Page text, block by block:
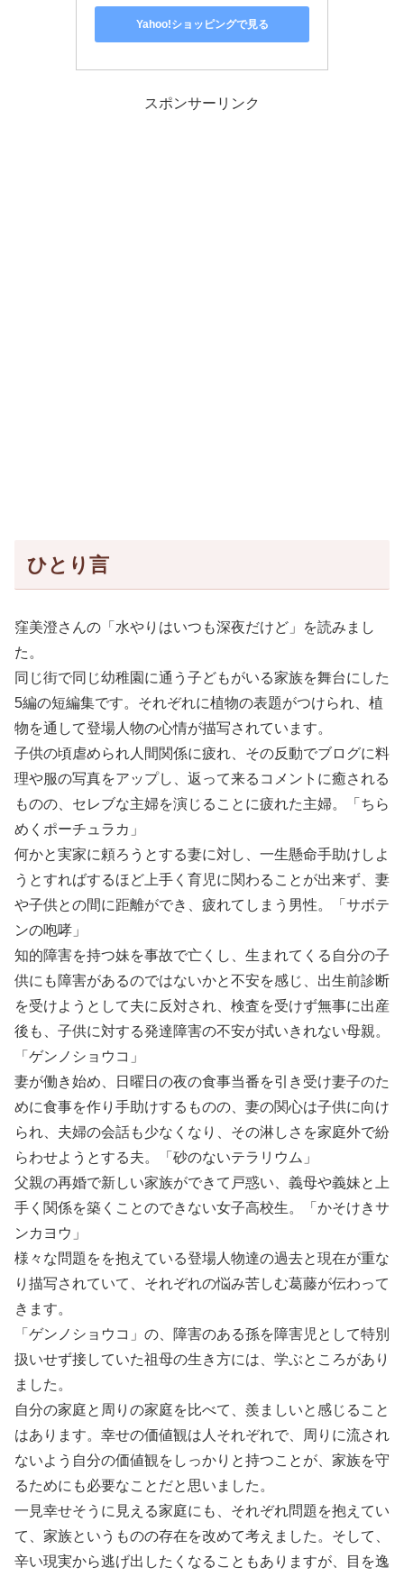
Yahoo!ショッピングで見る
スポンサーリンク
ひとり言
窪美澄さんの「水やりはいつも深夜だけど」を読みまし
た。
同じ街で同じ幼稚園に通う子どもがいる家族を舞台にした
5編の短編集です。それぞれに植物の表題がつけられ、植
物を通して登場人物の心情が描写されています。
子供の頃虐められ人間関係に疲れ、その反動でブログに料
理や服の写真をアップし、返って来るコメントに癒される
ものの、セレブな主婦を演じることに疲れた主婦。「ちら
めくポーチュラカ」
何かと実家に頼ろうとする妻に対し、一生懸命手助けしよ
うとすればするほど上手く育児に関わることが出来ず、妻
や子供との間に距離ができ、疲れてしまう男性。「サボテ
ンの咆哮」
知的障害を持つ妹を事故で亡くし、生まれてくる自分の子
供にも障害があるのではないかと不安を感じ、出生前診断
を受けようとして夫に反対され、検査を受けず無事に出産
後も、子供に対する発達障害の不安が拭いきれない母親。
「ゲンノショウコ」
妻が働き始め、日曜日の夜の食事当番を引き受け妻子のた
めに食事を作り手助けするものの、妻の関心は子供に向け
られ、夫婦の会話も少なくなり、その淋しさを家庭外で紛
らわせようとする夫。「砂のないテラリウム」
父親の再婚で新しい家族ができて戸惑い、義母や義妹と上
手く関係を築くことのできない女子高校生。「かそけきサ
ンカヨウ」
様々な問題をを抱えている登場人物達の過去と現在が重な
り描写されていて、それぞれの悩み苦しむ葛藤が伝わって
きます。
「ゲンノショウコ」の、障害のある孫を障害児として特別
扱いせず接していた祖母の生き方には、学ぶところがあり
ました。
自分の家庭と周りの家庭を比べて、羨ましいと感じること
はあります。幸せの価値観は人それぞれで、周りに流され
ないよう自分の価値観をしっかりと持つことが、家族を守
るためにも必要なことだと思いました。
一見幸せそうに見える家庭にも、それぞれ問題を抱えてい
て、家族というものの存在を改めて考えました。そして、
辛い現実から逃げ出したくなることもありますが、目を逸